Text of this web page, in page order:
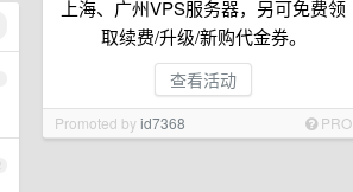
上海、广州VPS服务器，另可免费领
取续费/升级/新购代金券。
查看活动
Promoted byid7368 PRO